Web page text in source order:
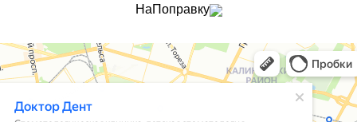
НаПоправку